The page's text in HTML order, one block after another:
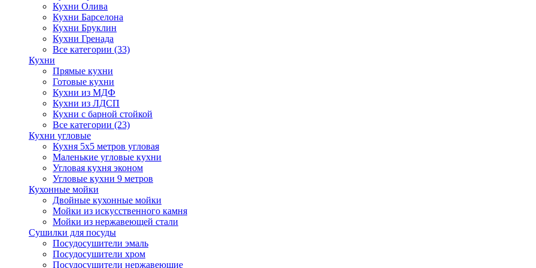
Кухни Олива
Кухни Барселона
Кухни Бруклин
Кухни Гренада
Все категории (33)
Кухни
Прямые кухни
Готовые кухни
Кухни из МДФ
Кухни из ЛДСП
Кухни с барной стойкой
Все категории (23)
Кухни угловые
Кухня 5х5 метров угловая
Маленькие угловые кухни
Угловая кухня эконом
Угловые кухни 9 метров
Кухонные мойки
Двойные кухонные мойки
Мойки из искусственного камня
Мойки из нержавеющей стали
Сушилки для посуды
Посудосушители эмаль
Посудосушители хром
Посудосушители нержавеющие